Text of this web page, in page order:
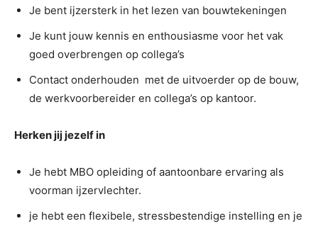
Je bent ijzersterk in het lezen van bouwtekeningen
Je kunt jouw kennis en enthousiasme voor het vak
goed overbrengen op collega’s
Contact onderhouden met de uitvoerder op de bouw,
de werkvoorbereider en collega’s op kantoor.
Herken jij jezelf in
Je hebt MBO opleiding of aantoonbare ervaring als
voorman ijzervlechter.
je hebt een flexibele, stressbestendige instelling en je